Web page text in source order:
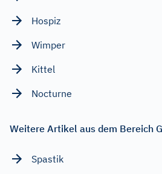
Hospiz
Wimper
Kittel
Nocturne
Weitere Artikel aus dem Bereich
Spastik